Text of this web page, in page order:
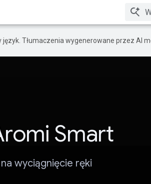
Tłumaczenia wygenerowane przez AI
Smart
wyciągnięcie ręki